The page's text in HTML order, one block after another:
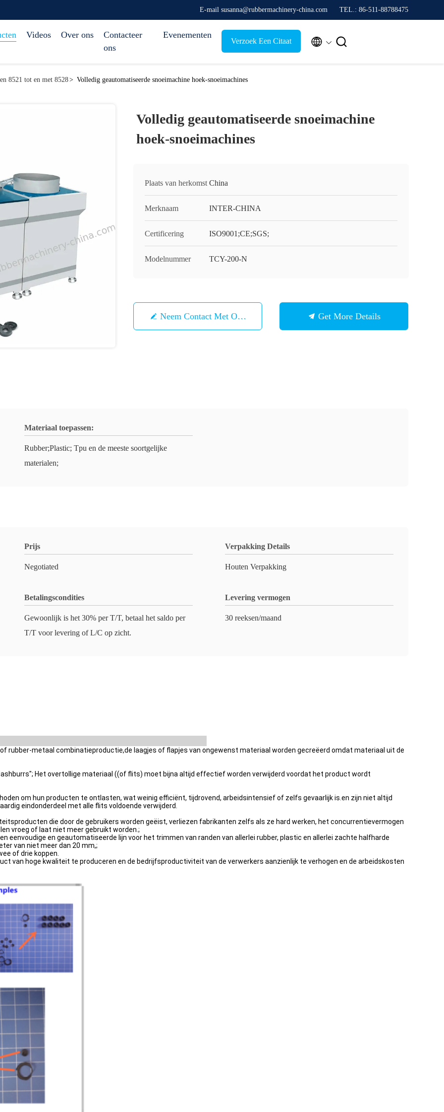
E-mail susanna@rubbermachinery-china.com TEL.: 86-511-88788475
Videos Over ons
Contacteer
ons
Evenementen
Verzoek Een Citaat  
8521 tot en met 8528> Volledig geautomatiseerde snoeimachine hoek-snoeimachines
Volledig geautomatiseerde snoeimachine
hoek-snoeimachines
Plaats van herkomst China
Merknaam INTER-CHINA
Certificering ISO9001;CE;SGS;
Modelnummer TCY-200-N
Neem Contact Met Ons Op Get More Details
Materiaal toepassen:
Rubber;Plastic; Tpu en de meeste soortgelijke
materialen;
Prijs
Negotiated
Verpakking Details
Houten Verpakking
Betalingscondities
Gewoonlijk is het 30% per T/T, betaal het saldo per
T/T voor levering of L/C op zicht.
Levering vermogen
30 reeksen/maand
rubber-metaal combinatieproductie,de laagjes of flapjes van ongewenst materiaal worden gecreëerd omdat materiaal uit de
Het overtollige materiaal ((of flits) moet bijna altijd effectief worden verwijderd voordat het product wordt
om hun producten te ontlasten, wat weinig efficiënt, tijdrovend, arbeidsintensief of zelfs gevaarlijk is.en zijn niet altijd
eindonderdeel met alle flits voldoende verwijderd.
die door de gebruikers worden geëist, verliezen fabrikanten zelfs als ze hard werken, het concurrentievermogen
vroeg of laat niet meer gebruikt worden.;
eenvoudige en geautomatiseerde lijn voor het trimmen van randen van allerlei rubber, plastic en allerlei zachte halfharde
van niet meer dan 20 mm,;
of drie koppen.
van hoge kwaliteit te produceren en de bedrijfsproductiviteit van de verwerkers aanzienlijk te verhogen en de arbeidskosten